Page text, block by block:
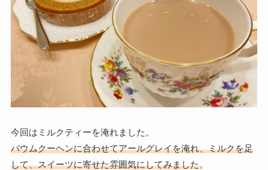
今回はミルクティーを淹れました。
バウムクーヘンに合わせてアールグレイを淹れ、ミルクを足
して、スイーツに寄せた雰囲気にしてみました。